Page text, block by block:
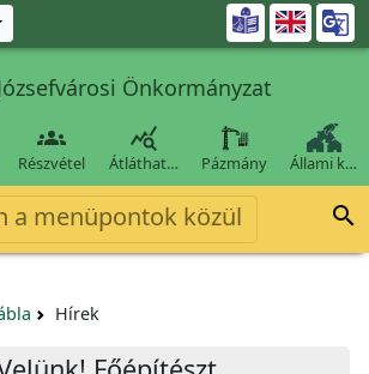

Önkormányzat

Részvétel

Átláthat… Pázmány Állami k…
a menüpontok közül 
Hírek